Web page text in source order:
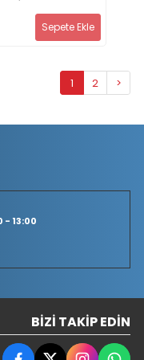
Sepete Ekle
1 2 >
- 13:00
BIZI TAKIP EDIN